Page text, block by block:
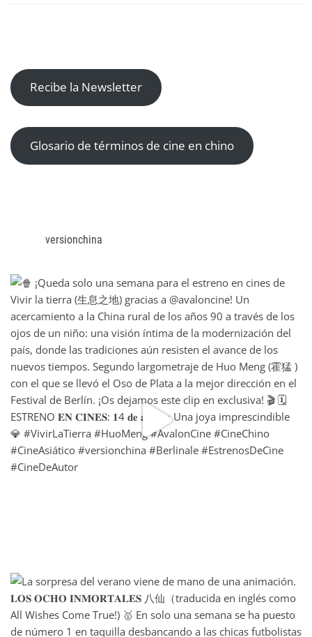
Recibe la Newsletter
Glosario de términos de cine en chino
versionchina